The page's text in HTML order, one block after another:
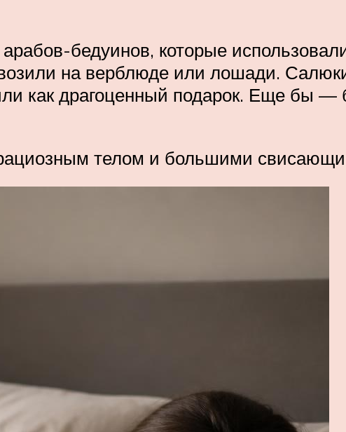
бедуинов, которые
на верблюде или лошади.
как драгоценный подарок. Еще бы —
телом и большими